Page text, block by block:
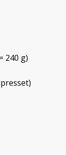
dele
Tavira
240 g)